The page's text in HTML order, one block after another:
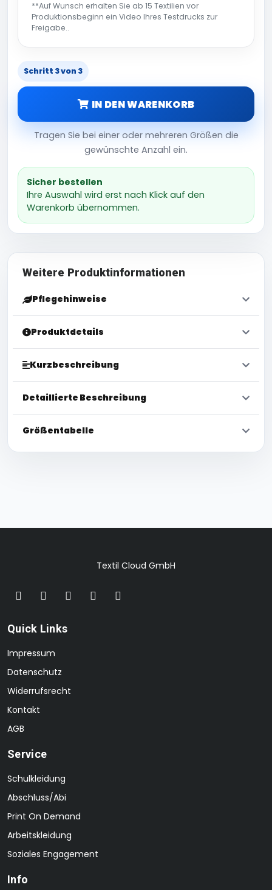
**Auf Wunsch erhalten Sie ab 15 Textilien vor
Produktionsbeginn ein Video Ihres Testdrucks zur
Freigabe..
Schritt 3 von 3
IN DEN WARENKORB
Tragen Sie bei einer oder mehreren Größen die
gewünschte Anzahl ein.
Sicher bestellen
Ihre Auswahl wird erst nach Klick auf den
Warenkorb übernommen.
Weitere Produktinformationen
Pflegehinweise
Produktdetails
Kurzbeschreibung
Detaillierte Beschreibung
Größentabelle
Textil Cloud GmbH
Quick Links
Impressum
Datenschutz
Widerrufsrecht
Kontakt
AGB
Service
Schulkleidung
Abschluss/Abi
Print On Demand
Arbeitskleidung
Soziales Engagement
Info